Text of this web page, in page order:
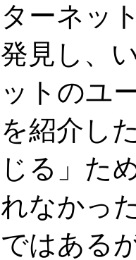
ターネッ
発見し、
ットのユ
を紹介し
じる」た
れなかっ
ではある